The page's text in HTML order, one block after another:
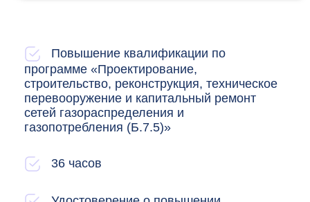
Повышение квалификации по
программе «Проектирование,
строительство, реконструкция, техническое
перевооружение и капитальный ремонт
сетей газораспределения и
газопотребления (Б.7.5)»
36 часов